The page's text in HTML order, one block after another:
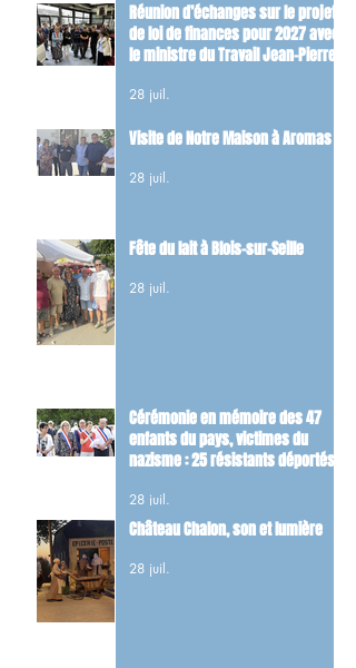
Réunion d’échanges sur le projet
de loi de finances pour 2027 avec
le ministre du Travail Jean-Pierre
28 juil.
Visite de Notre Maison à Aromas
28 juil.
Fête du lait à Blois-sur-Seille
28 juil.
Cérémonie en mémoire des 47
enfants du pays, victimes du
nazisme : 25 résistants déportés
maquis.
28 juil.
Château Chalon, son et lumière
28 juil.